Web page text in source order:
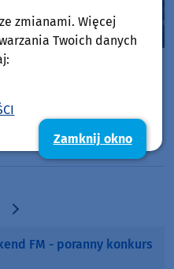
przez ciężki pojazd.
burmistrz zapowiada
strona
Następna strona
FM - poranny konkurs
zmianami. Więcej
Twoich danych
Zamknij okno